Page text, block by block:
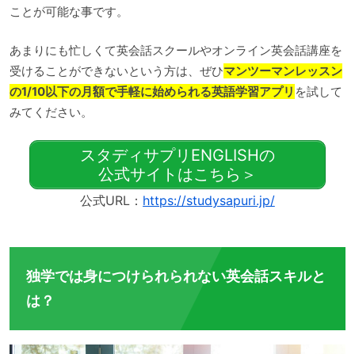
ことが可能な事です。
あまりにも忙しくて英会話スクールやオンライン英会話講座を
受けることができないという方は、ぜひマンツーマンレッスン
の1/10以下の月額で手軽に始められる英語学習アプリ を試して
みてください。
スタディサプリENGLISHの
公式サイトはこちら＞
公式URL： https://studysapuri.jp/
独学では身につけられられない英会話スキルと
は？